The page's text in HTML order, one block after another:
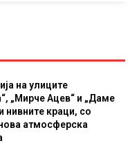
на улиците
„Мирче Ацев“ и „Даме
нивните краци, со
атмосферска